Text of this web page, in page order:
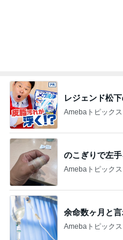
レジェンド松
Amebaトピックス
のこぎりで左
Amebaトピックス
余命数ヶ月と
Amebaトピックス